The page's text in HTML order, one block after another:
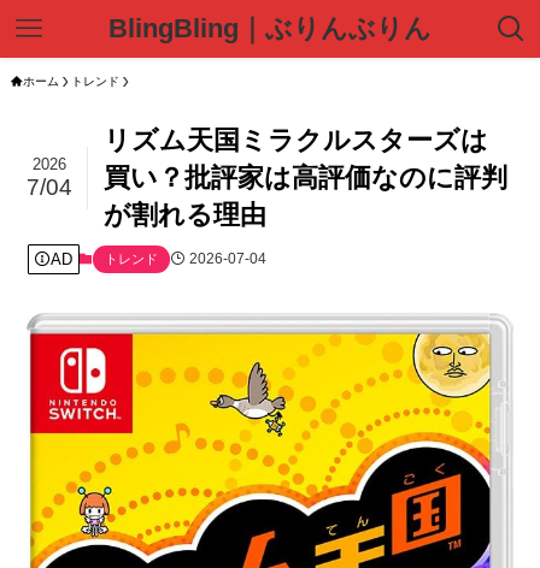
BlingBling｜ぶりんぶりん
ホーム トレンド
リズム天国ミラクルスターズは
買い？批評家は高評価なのに評判
が割れる理由
2026
7/04
AD トレンド 2026-07-04